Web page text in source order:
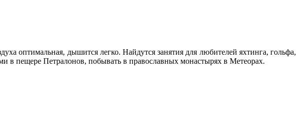
оптимальная, дышится легко. Найдутся занятия для любителей яхтинга, гольфа,
в пещере Петралонов, побывать в православных монастырях в Метеорах.